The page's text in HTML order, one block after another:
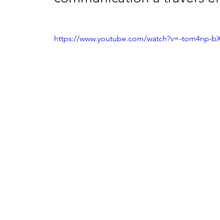
https://www.youtube.com/watch?v=-tom4np-